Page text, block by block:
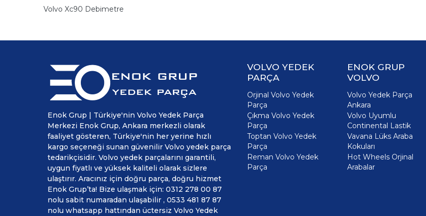
Volvo Xc90 Debimetre
Enok Grup | Türkiye'nin Volvo Yedek Parça
Merkezi Enok Grup, Ankara merkezli olarak
faaliyet gösteren, Türkiye'nin her yerine hızlı
kargo seçeneği sunan güvenilir Volvo yedek parça
tedarikçisidir. Volvo yedek parçalarını garantili,
uygun fiyatlı ve yüksek kaliteli olarak sizlere
ulaştırır. Aracınız için doğru parça, doğru hizmet
Enok Grup’ta! Bize ulaşmak için: 0312 278 00 87
nolu sabit numaradan ulaşabilir , 0533 481 87 87
nolu whatsapp hattından üctersiz Volvo Yedek
VOLVO YEDEK
PARÇA
Orjinal Volvo Yedek
Parça
Çıkma Volvo Yedek
Parça
Toptan Volvo Yedek
Parça
Reman Volvo Yedek
Parça
ENOK GRUP
VOLVO
Volvo Yedek Parça
Ankara
Volvo Uyumlu
Continental Lastik
Vavana Lüks Araba
Kokuları
Hot Wheels Orjinal
Arabalar